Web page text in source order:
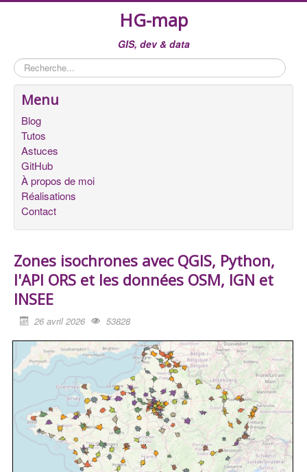
HG-map
GIS, dev & data
Rechercher
Menu
Blog
Tutos
Astuces
GitHub
À propos de moi
Réalisations
Contact
Zones isochrones avec QGIS, Python,
l'API ORS et les données OSM, IGN et
INSEE
26 avril 2026 53828